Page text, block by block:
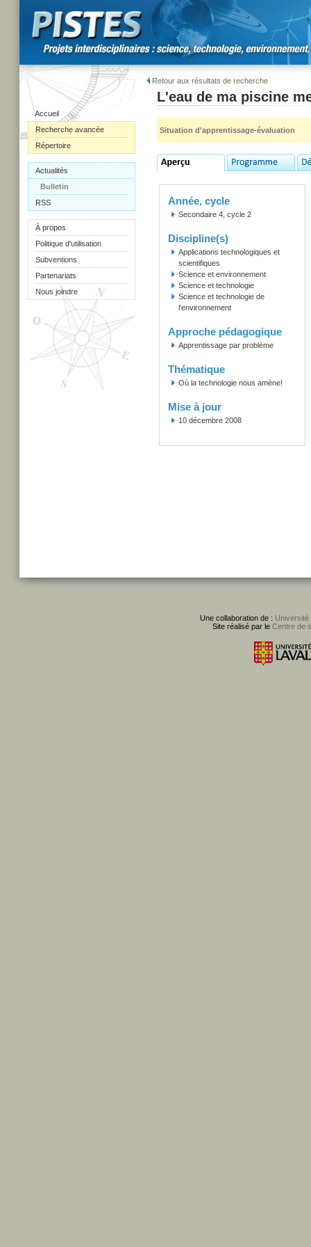
Accueil
Recherche avancée
Répertoire
Actualités
Bulletin
RSS
À propos
Politique d'utilisation
Subventions
Partenariats
Nous joindre
Retour aux résultats de recherche
L'eau de ma piscine
Situation d'apprentissage-évaluation
Année, cycle
Secondaire 4, cycle 2
Discipline(s)
Applications technologiques et
scientifiques
Science et environnement
Science et technologie
Science et technologie de
l'environnement
Approche pédagogique
Apprentissage par problème
Thématique
Où la technologie nous amène!
Mise à jour
10 décembre 2008
Une collaboration de : Université
Site réalisé par le Centre de